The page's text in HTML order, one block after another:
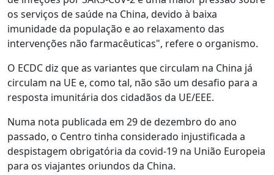
os serviços de saúde na China, devido à baixa
imunidade da população e ao relaxamento das
intervenções não farmacêuticas", refere o organismo.
O ECDC diz que as variantes que circulam na China já
circulam na UE e, como tal, não são um desafio para a
resposta imunitária dos cidadãos da UE/EEE.
Numa nota publicada em 29 de dezembro do ano
passado, o Centro tinha considerado injustificada a
despistagem obrigatória da covid-19 na União Europeia
para os viajantes oriundos da China.